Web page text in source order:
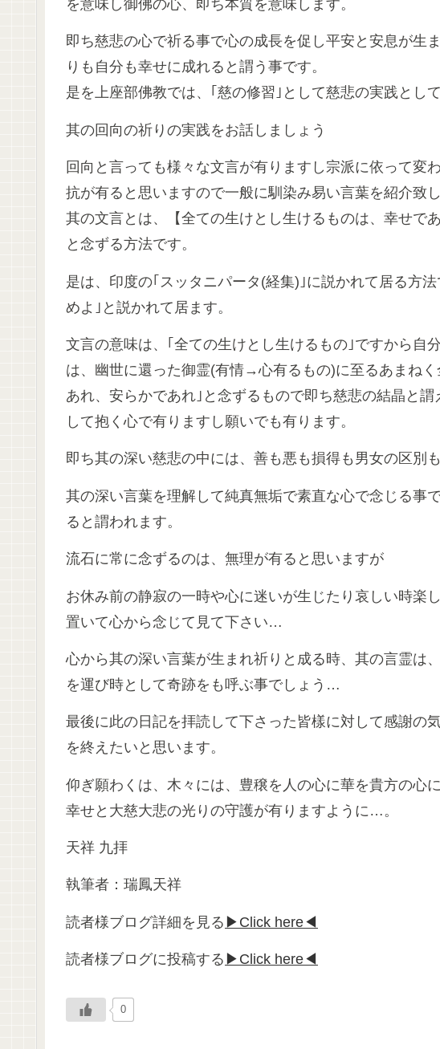
を意味し御佛の心、即ち本質を意味します。
即ち慈悲の心で祈る事で心の成長を促し平安と安息が生
りも自分も幸せに成れると謂う事です。
是を上座部佛教では、｢慈の修習｣として慈悲の実践として
其の回向の祈りの実践をお話しましょう
回向と言っても様々な文言が有りますし宗派に依って変
抗が有ると思いますので一般に馴染み易い言葉を紹介致
其の文言とは、【全ての生けとし生けるものは、幸せで
と念ずる方法です。
是は、印度の｢スッタニパータ(経集)｣に説かれて居る方
めよ｣と説かれて居ます。
文言の意味は、｢全ての生けとし生けるもの｣ですから自
は、幽世に還った御霊(有情→心有るもの)に至るあまね
あれ、安らかであれ｣と念ずるもので即ち慈悲の結晶と
して抱く心で有りますし願いでも有ります。
即ち其の深い慈悲の中には、善も悪も損得も男女の区別
其の深い言葉を理解して純真無垢で素直な心で念じる事
ると謂われます。
流石に常に念ずるのは、無理が有ると思いますが
お休み前の静寂の一時や心に迷いが生じたり哀しい時楽
置いて心から念じて見て下さい…
心から其の深い言葉が生まれ祈りと成る時、其の言霊は
を運び時として奇跡をも呼ぶ事でしょう…
最後に此の日記を拝読して下さった皆樣に対して感謝の
を終えたいと思います。
仰ぎ願わくは、木々には、豊穣を人の心に華を貴方の心
幸せと大慈大悲の光りの守護が有りますように…。
天祥 九拝
執筆者：瑞鳳天祥
読者様ブログ詳細を見る ▶Click here◀
読者様ブログに投稿する ▶Click here◀
0